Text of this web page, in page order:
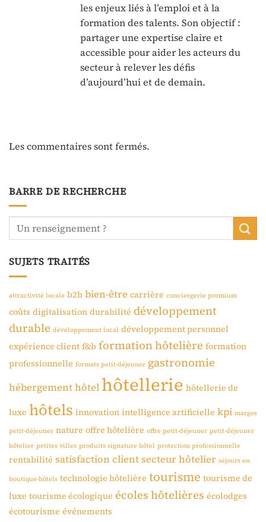
les enjeux liés à l’emploi et à la
formation des talents. Son objectif :
partager une expertise claire et
accessible pour aider les acteurs du
secteur à relever les défis
d’aujourd’hui et de demain.
Les commentaires sont fermés.
BARRE DE RECHERCHE
SUJETS TRAITÉS
attractivité locale b2b bien-être carrière conciergerie premium
coûts digitalisation durabilité développement
durable développement local développement personnel
expérience client f&b formation hôtelière formation
professionnelle formats petit-déjeuner gastronomie
hébergementhôtel hôtellerie hôtellerie de
luxe hôtels innovation intelligence artificielle kpi marges
petit-déjeuner nature offre hôtelière offre petit-déjeuner petit-déjeuner
hôtelier petites villes produits signature hôtel protection professionnelle
rentabilité satisfaction clientsecteur hôtelier séjours en
boutique-hôtels technologie hôtelière tourisme tourisme de
luxe tourisme écologique écoles hôtelières écolodges
écotourisme événements